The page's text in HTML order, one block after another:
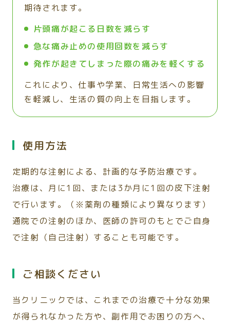
期待されます。
片頭痛が起こる日数を減らす
急な痛み止めの使用回数を減らす
発作が起きてしまった際の痛みを軽くする
これにより、仕事や学業、日常生活への影響
を軽減し、生活の質の向上を目指します。
使用方法
定期的な注射による、計画的な予防治療です。
治療は、月に1回、または3か月に1回の皮下注射
で行います。（※薬剤の種類により異なります）
通院での注射のほか、医師の許可のもとでご自身
で注射（自己注射）することも可能です。
ご相談ください
当クリニックでは、これまでの治療で十分な効果
が得られなかった方や、副作用でお困りの方へ、